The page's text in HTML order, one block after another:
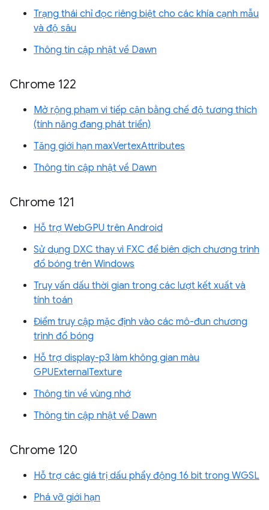
Trạng thái chỉ đọc riêng biệt cho các khía cạnh mẫu
và độ sâu
Thông tin cập nhật về Dawn
Chrome 122
Mở rộng phạm vi tiếp cận bằng chế độ tương thích
(tính năng đang phát triển)
Tăng giới hạn maxVertexAttributes
Thông tin cập nhật về Dawn
Chrome 121
Hỗ trợ WebGPU trên Android
Sử dụng DXC thay vì FXC để biên dịch chương trình
đổ bóng trên Windows
Truy vấn dấu thời gian trong các lượt kết xuất và
tính toán
Điểm truy cập mặc định vào các mô-đun chương
trình đổ bóng
Hỗ trợ display-p3 làm không gian màu
GPUExternalTexture
Thông tin về vùng nhớ
Thông tin cập nhật về Dawn
Chrome 120
Hỗ trợ các giá trị dấu phẩy động 16 bit trong WGSL
Phá vỡ giới hạn